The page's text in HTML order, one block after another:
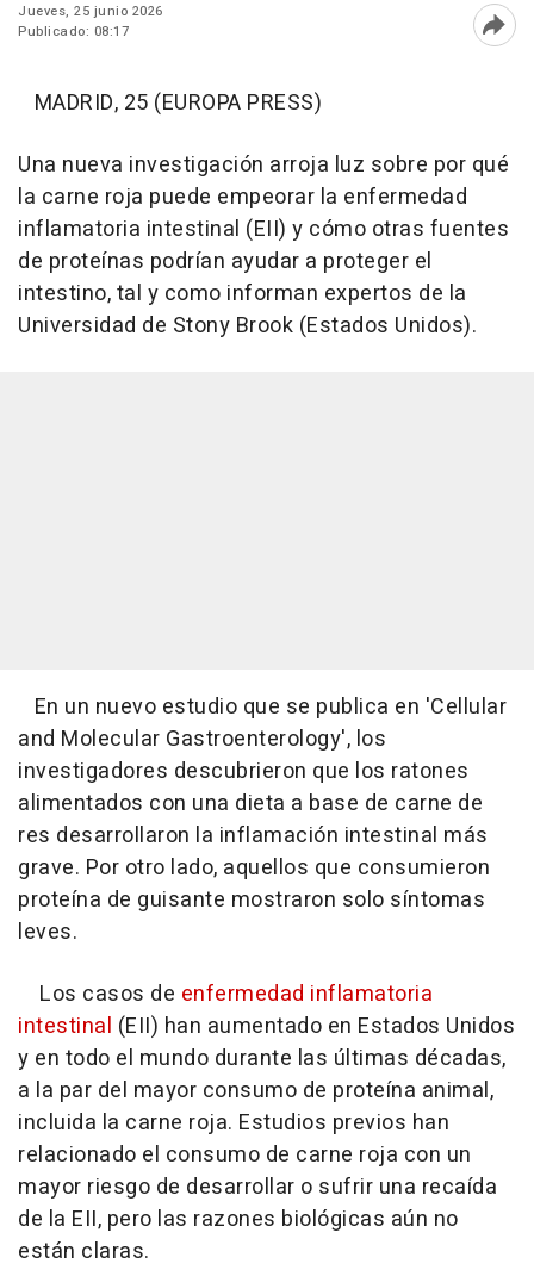
Jueves, 25 junio 2026
Publicado: 08:17
MADRID, 25 (EUROPA PRESS)
Una nueva investigación arroja luz sobre por qué
la carne roja puede empeorar la enfermedad
inflamatoria intestinal (EII) y cómo otras fuentes
de proteínas podrían ayudar a proteger el
intestino, tal y como informan expertos de la
Universidad de Stony Brook (Estados Unidos).
En un nuevo estudio que se publica en 'Cellular
and Molecular Gastroenterology', los
investigadores descubrieron que los ratones
alimentados con una dieta a base de carne de
res desarrollaron la inflamación intestinal más
grave. Por otro lado, aquellos que consumieron
proteína de guisante mostraron solo síntomas
leves.
Los casos de enfermedad inflamatoria
intestinal (EII) han aumentado en Estados Unidos
y en todo el mundo durante las últimas décadas,
a la par del mayor consumo de proteína animal,
incluida la carne roja. Estudios previos han
relacionado el consumo de carne roja con un
mayor riesgo de desarrollar o sufrir una recaída
de la EII, pero las razones biológicas aún no
están claras.